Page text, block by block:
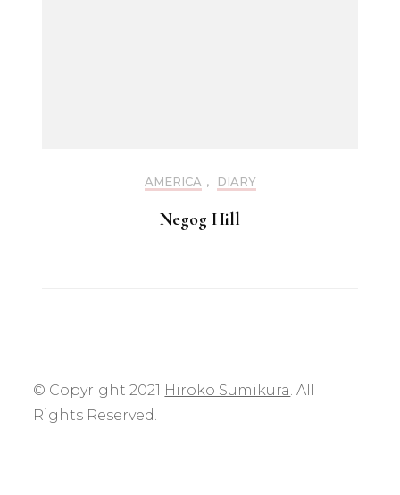
AMERICA , DIARY
Negog Hill
© Copyright 2021 Hiroko Sumikura. All
Rights Reserved.